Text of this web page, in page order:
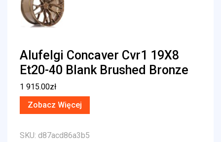
Alufelgi Concaver Cvr1 19X8
Et20-40 Blank Brushed Bronze
1 915.00zł
Zobacz Więcej
SKU: d87acd86a3b5